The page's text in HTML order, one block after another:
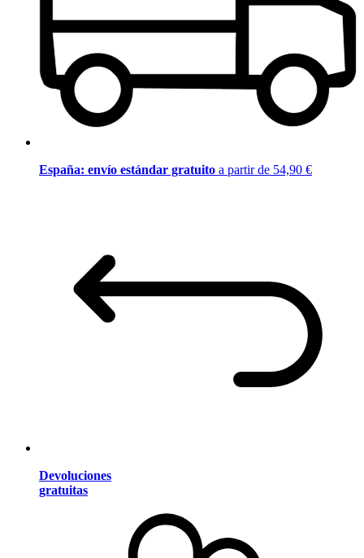
España: envío estándar gratuito a partir de 54,90 €
Devoluciones
gratuitas